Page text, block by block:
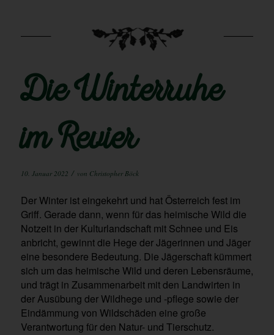
Die Winterruhe
im Revier
10. Januar 2022 / von Christopher Böck
Der Winter ist eingekehrt und hat Österreich fest im
Griff. Gerade dann, wenn für das heimische Wild die
Notzeit in der Kulturlandschaft mit Schnee und Eis
anbricht, gewinnt die Hege der Jägerinnen und Jäger
eine besondere Bedeutung. Die Jägerschaft kümmert
sich um das heimische Wild und deren Lebensräume,
und trägt in Zusammenarbeit mit den Landwirten in
der Ausübung der Wildhege und -pflege sowie der
Eindämmung von Wildschäden eine große
Verantwortung für den Natur- und Tierschutz.